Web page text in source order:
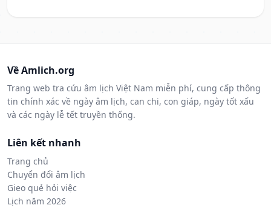
Về Amlich.org
Trang web tra cứu âm lịch Việt Nam miễn phí, cung cấp thông
tin chính xác về ngày âm lịch, can chi, con giáp, ngày tốt xấu
và các ngày lễ tết truyền thống.
Liên kết nhanh
Trang chủ
Chuyển đổi âm lịch
Gieo quẻ hỏi việc
Lịch năm 2026